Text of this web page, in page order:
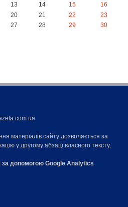
13 14 15
16
20 21 22
23
27 28 29
30
матеріалів сайту дозволяється за
у другому абзаці власного тексту,
за допомогою Google Analytics